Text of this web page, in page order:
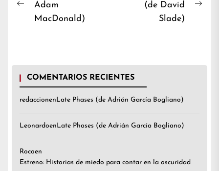
de
entradas
Adam
MacDonald)
(de David
Slade)
COMENTARIOS RECIENTES
redaccionenLate Phases (de Adrián García Bogliano)
LeonardoenLate Phases (de Adrián García Bogliano)
Rocoen
Estreno: Historias de miedo para contar en la oscuridad